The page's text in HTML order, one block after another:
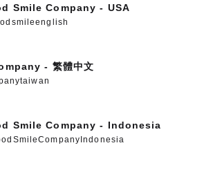
Smile Company - USA
- 繁體中文
Smile Company - Indonesia